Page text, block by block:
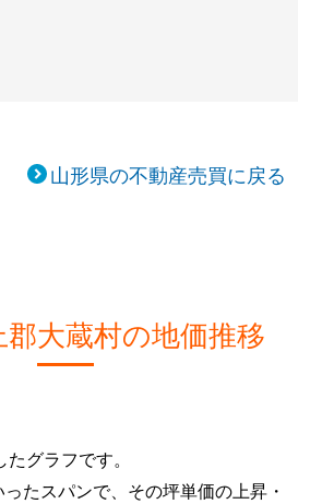
山形県の不動産売買に戻る
大蔵村の地価推移
グラフです。
たスパンで、その坪単価の上昇・